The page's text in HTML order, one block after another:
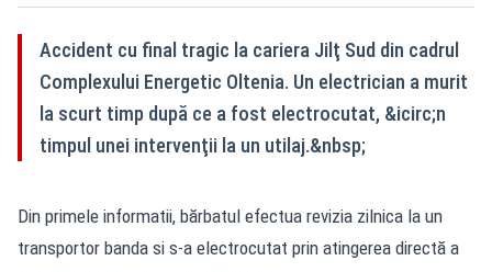
Accident cu final tragic la cariera Jilţ Sud din cadrul
Complexului Energetic Oltenia. Un electrician a murit
la scurt timp după ce a fost electrocutat, &icirc;n
timpul unei intervenţii la un utilaj.&nbsp;
Din primele informatii, bărbatul efectua revizia zilnica la un
transportor banda si s-a electrocutat prin atingerea directă a